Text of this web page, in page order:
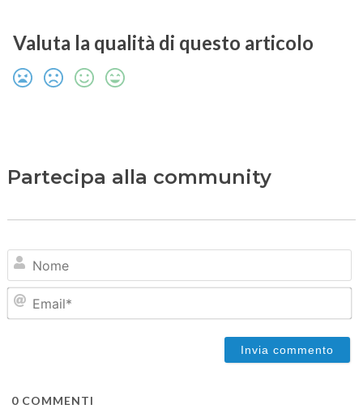
Valuta la qualità di questo articolo
Partecipa alla community
0COMMENTI